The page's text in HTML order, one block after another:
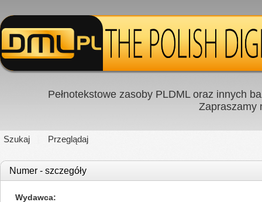
Pełnotekstowe zasoby PLDML oraz innych
Zapraszamy
Szukaj Przeglądaj
Numer - szczegóły
Wydawca